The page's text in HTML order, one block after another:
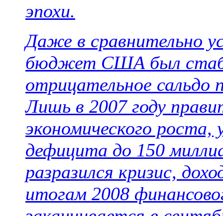
эпохи.
Даже в сравнительно
бюджет США был
отрицательное
Лишь в 2007 году
экономического роста,
дефицита до 150
разразился кризис,
итогам 2008